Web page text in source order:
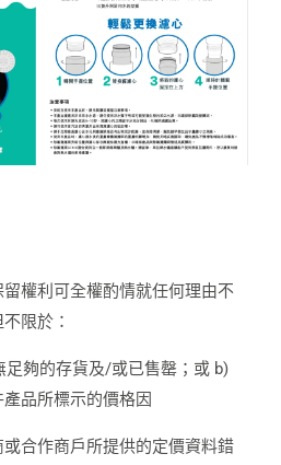
權利可全權酌情就任何理由不
限於：
足夠的存貨及/或已售罄；或 b)
品所標示的價格因
合作商戶所提供的定價資料錯